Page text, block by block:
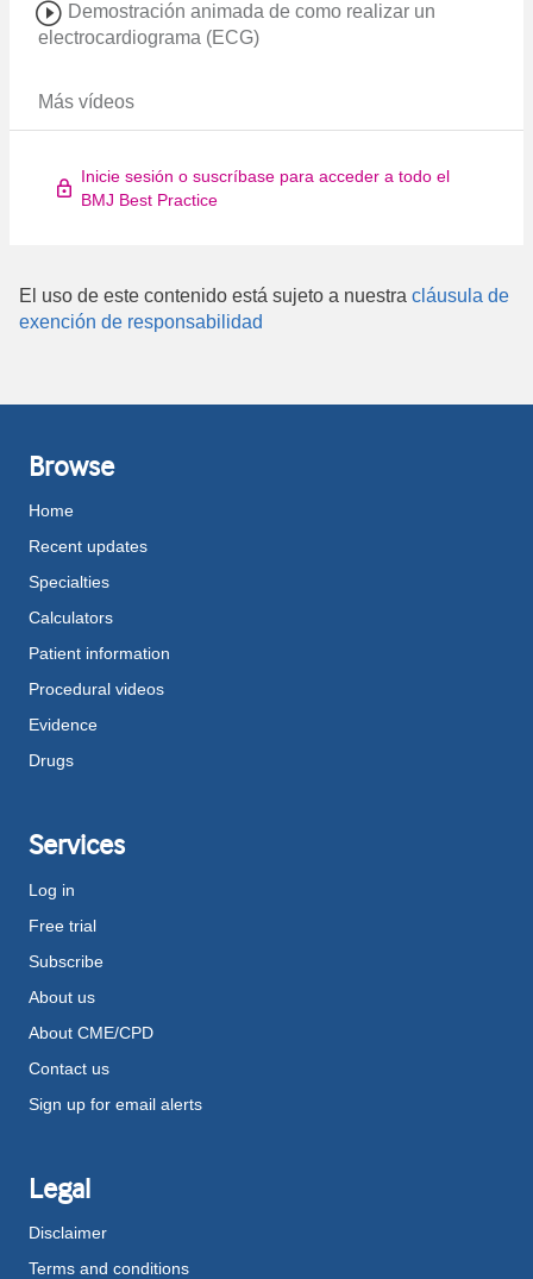
Demostración animada de como realizar un
electrocardiograma (ECG)
Más vídeos
Inicie sesión o suscríbase para acceder a todo el
BMJ Best Practice
El uso de este contenido está sujeto a nuestra cláusula de
exención de responsabilidad
Browse
Home
Recent updates
Specialties
Calculators
Patient information
Procedural videos
Evidence
Drugs
Services
Log in
Free trial
Subscribe
About us
About CME/CPD
Contact us
Sign up for email alerts
Legal
Disclaimer
Terms and conditions